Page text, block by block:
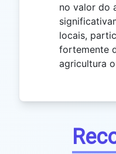
no valor do
locais,
fortemente
agricultura